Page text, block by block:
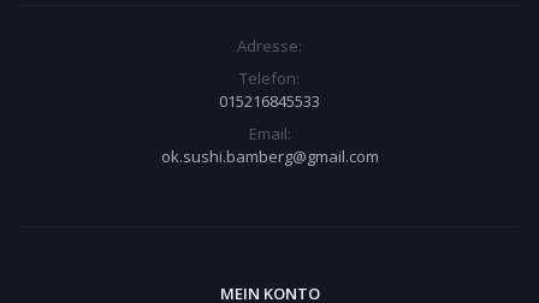
Adresse:
Telefon:
015216845533
Email:
ok.sushi.bamberg@gmail.com
MEIN KONTO